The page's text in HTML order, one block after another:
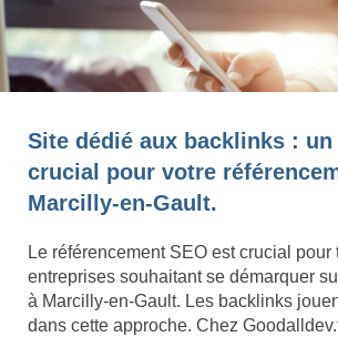
Site dédié aux backlinks :
crucial pour votre
Marcilly-en-Gault.
Le référencement SEO est crucial pour
entreprises souhaitant se démarquer
à Marcilly-en-Gault. Les backlinks
dans cette approche. Chez